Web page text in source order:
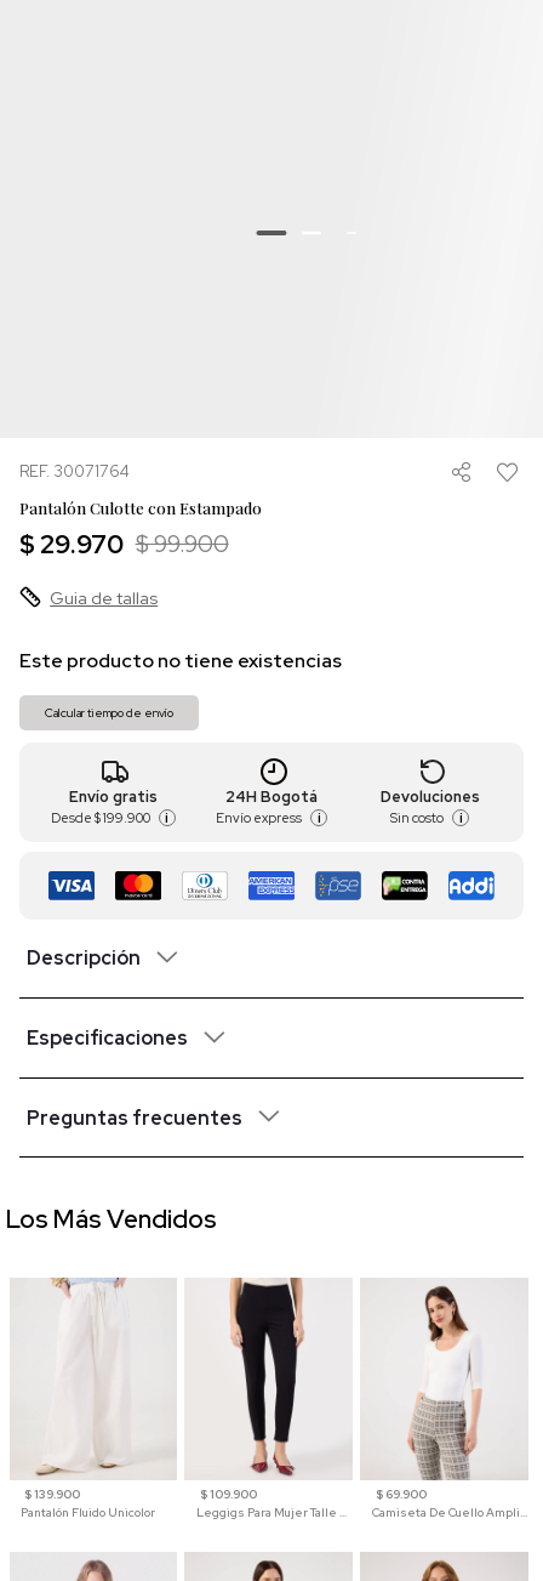
REF. 30071764
Pantalón Culotte con Estampado
$ 29.970 $ 99.900
Guia de tallas
Este producto no tiene existencias
Calcular tiempo de envío
Envío gratis
Desde $ 199.900 i
24H Bogotá
Envío express i
Devoluciones
Sin costo i
Descripción
Especificaciones
Preguntas frecuentes
$ 139.900
Pantalón Fluido Unicolor
$ 109.900
Leggigs Para Mujer Talle Alto Liso
$ 69.900
Camiseta De Cuello Amplio Y Manga 3/4 Para Mujer
Los Más Vendidos